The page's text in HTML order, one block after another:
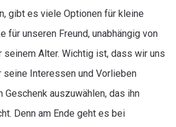
gibt es viele Optionen für kleine
für unseren Freund, unabhängig von
seinem Alter. Wichtig ist, dass wir uns
seine Interessen und Vorlieben
Geschenk auszuwählen, das ihn
Denn am Ende geht es bei